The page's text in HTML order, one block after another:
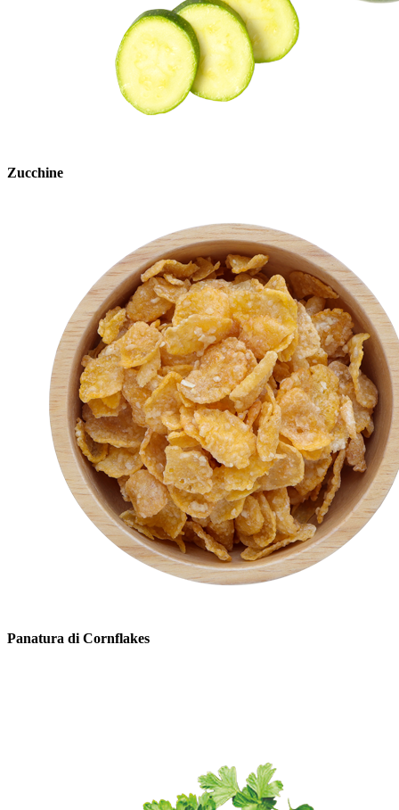
Zucchine
Panatura di Cornflakes